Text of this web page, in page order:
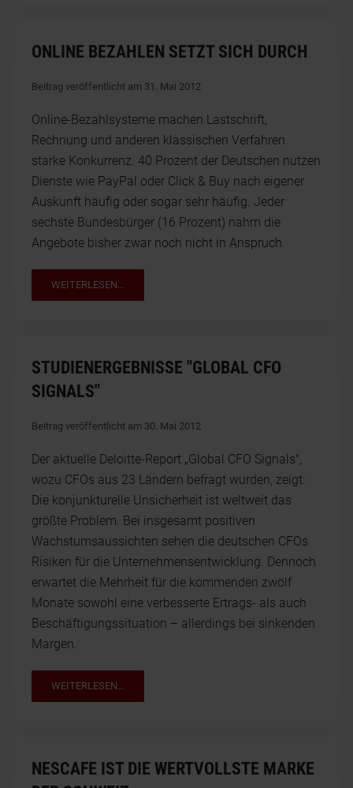
ONLINE BEZAHLEN SETZT SICH DURCH
Beitrag veröffentlicht am 31. Mai 2012
Online-Bezahlsysteme machen Lastschrift,
Rechnung und anderen klassischen Verfahren
starke Konkurrenz. 40 Prozent der Deutschen nutzen
Dienste wie PayPal oder Click & Buy nach eigener
Auskunft häufig oder sogar sehr häufig. Jeder
sechste Bundesbürger (16 Prozent) nahm die
Angebote bisher zwar noch nicht in Anspruch.
WEITERLESEN...
STUDIENERGEBNISSE "GLOBAL CFO
SIGNALS"
Beitrag veröffentlicht am 30. Mai 2012
Der aktuelle Deloitte-Report „Global CFO Signals",
wozu CFOs aus 23 Ländern befragt wurden, zeigt:
Die konjunkturelle Unsicherheit ist weltweit das
größte Problem. Bei insgesamt positiven
Wachstumsaussichten sehen die deutschen CFOs
Risiken für die Unternehmensentwicklung. Dennoch
erwartet die Mehrheit für die kommenden zwölf
Monate sowohl eine verbesserte Ertrags- als auch
Beschäftigungssituation – allerdings bei sinkenden
Margen.
WEITERLESEN...
NESCAFE IST DIE WERTVOLLSTE MARKE